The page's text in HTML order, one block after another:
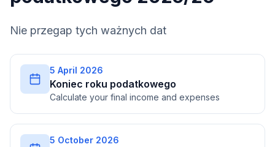
Nie przegap tych ważnych dat
5 April 2026
Koniec roku podatkowego
Calculate your final income and expenses
5 October 2026